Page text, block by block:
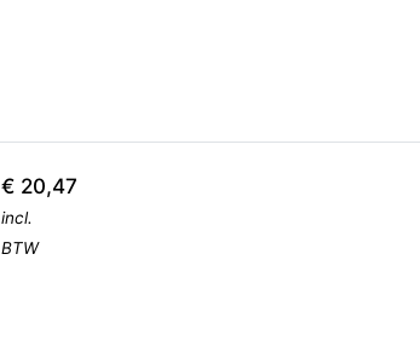
€ 20,47
incl.
BTW